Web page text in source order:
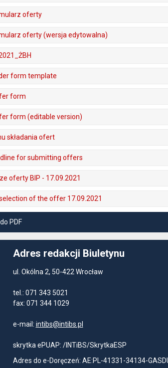
oferty
oferty (wersja edytowalna)
form template
form
form (editable version)
składania ofert
for submitting offers
oferty BIP - 17.09.2021
of the offer 17.09.2021
PDF
Adres redakcji Biuletynu
ul. Okólna 2, 50-422 Wrocław
tel.: 071 343 5021
fax: 071 344 1029
e-mail: intibs@intibs.pl
skrytka ePUAP: /INTiBS/SkrytkaESP
Adres do e-Doręczeń: AE:PL-41331-34134-